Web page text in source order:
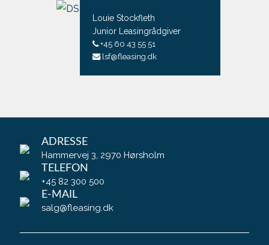
Louie Stockfleth
Junior Leasingrådgiver
+45 60 43 55 51
lsf@fleasing.dk
ADRESSE
Hammervej 3, 2970 Hørsholm
TELEFON
+45 82 300 500
E-MAIL
salg@fleasing.dk